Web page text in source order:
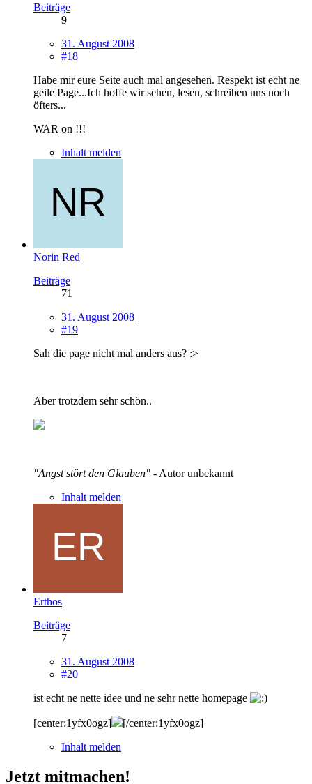
Beiträge
9
31. August 2008
#18
Habe mir eure Seite auch mal angesehen. Respekt ist echt ne
geile Page...Ich hoffe wir sehen, lesen, schreiben uns noch
öfters...
WAR on !!!
Inhalt melden
Norin Red
Beiträge
71
31. August 2008
#19
Sah die page nicht mal anders aus? :>
Aber trotzdem sehr schön..
"Angst stört den Glauben" - Autor unbekannt
Inhalt melden
Erthos
Beiträge
7
31. August 2008
#20
ist echt ne nette idee und ne sehr nette homepage
[center:1yfx0ogz]
[/center:1yfx0ogz]
Inhalt melden
Jetzt mitmachen!